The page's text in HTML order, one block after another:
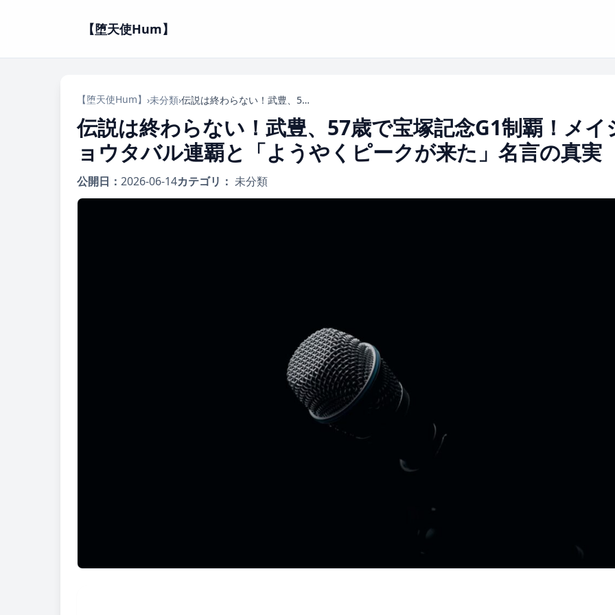
【堕天使Hum】
【堕天使Hum】 ›未分類› 伝説は終わらない！武豊、57歳で宝塚記念G1制覇！メイショウタバル連覇と「ようやくピークが来た」名言の真実
伝説は終わらない！武豊、57歳で宝塚記念G1制覇！メイ
ョウタバル連覇と「ようやくピークが来た」名言の真実
公開日： 2026-06-14カテゴリ： 未分類